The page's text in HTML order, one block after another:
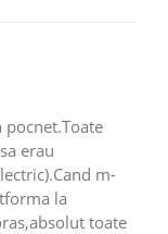
pocnet.Toate
erau
m-
la
toate